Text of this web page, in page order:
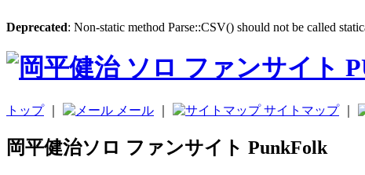
Deprecated: Non-static method Parse::CSV() should not be called
トップ｜ メール サイトマップ｜
岡平健治ソロ ファンサイト PunkFolk